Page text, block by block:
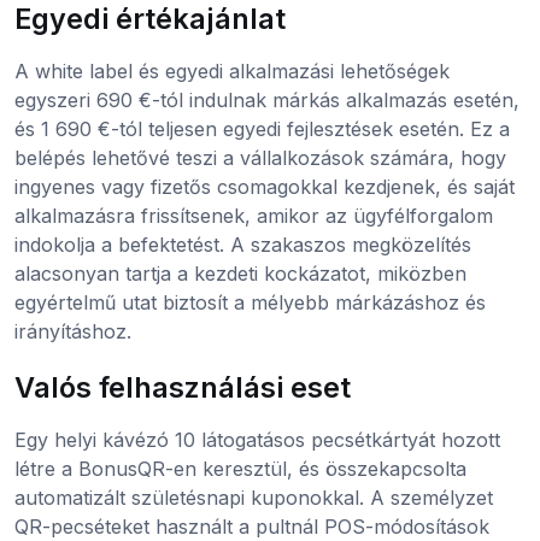
Egyedi értékajánlat
A white label és egyedi alkalmazási lehetőségek
egyszeri 690 €-tól indulnak márkás alkalmazás esetén,
és 1 690 €-tól teljesen egyedi fejlesztések esetén. Ez a
belépés lehetővé teszi a vállalkozások számára, hogy
ingyenes vagy fizetős csomagokkal kezdjenek, és saját
alkalmazásra frissítsenek, amikor az ügyfélforgalom
indokolja a befektetést. A szakaszos megközelítés
alacsonyan tartja a kezdeti kockázatot, miközben
egyértelmű utat biztosít a mélyebb márkázáshoz és
irányításhoz.
Valós felhasználási eset
Egy helyi kávézó 10 látogatásos pecsétkártyát hozott
létre a BonusQR-en keresztül, és összekapcsolta
automatizált születésnapi kuponokkal. A személyzet
QR-pecséteket használt a pultnál POS-módosítások